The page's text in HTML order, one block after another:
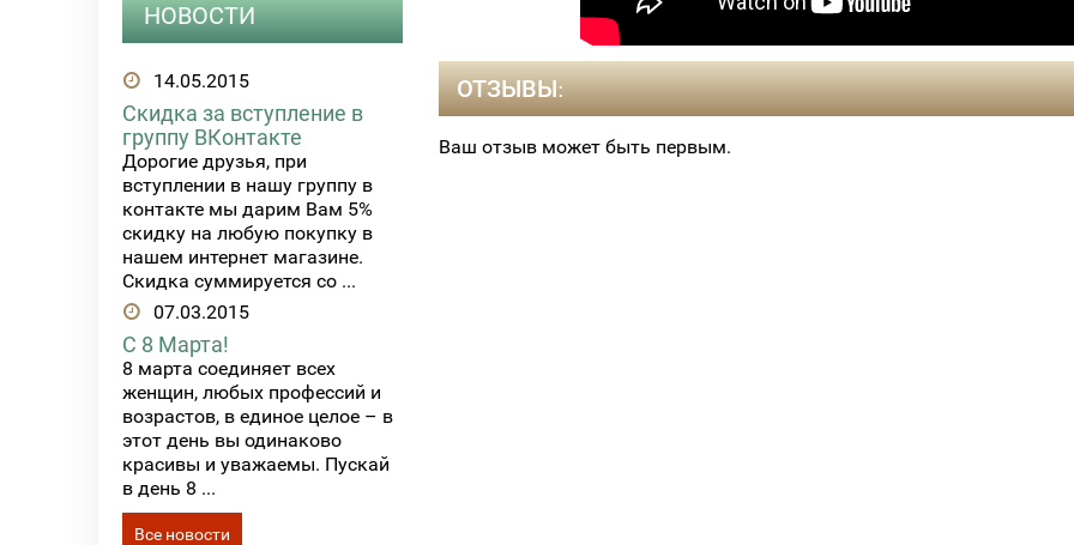
НОВОСТИ
14.05.2015
Скидка за вступление в
группу ВКонтакте
Дорогие друзья, при
вступлении в нашу группу в
контакте мы дарим Вам 5%
скидку на любую покупку в
нашем интернет магазине.
Скидка суммируется со ...
07.03.2015
С 8 Марта!
8 марта соединяет всех
женщин, любых профессий и
возрастов, в единое целое – в
этот день вы одинаково
красивы и уважаемы. Пускай
в день 8 ...
Все новости
ОТЗЫВЫ:
Ваш отзыв может быть первым.